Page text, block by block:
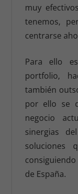
muy
tenemos,
centrarse
Para ello
portfolio,
también
por ello se
negocio
sinergias
soluciones
de España.